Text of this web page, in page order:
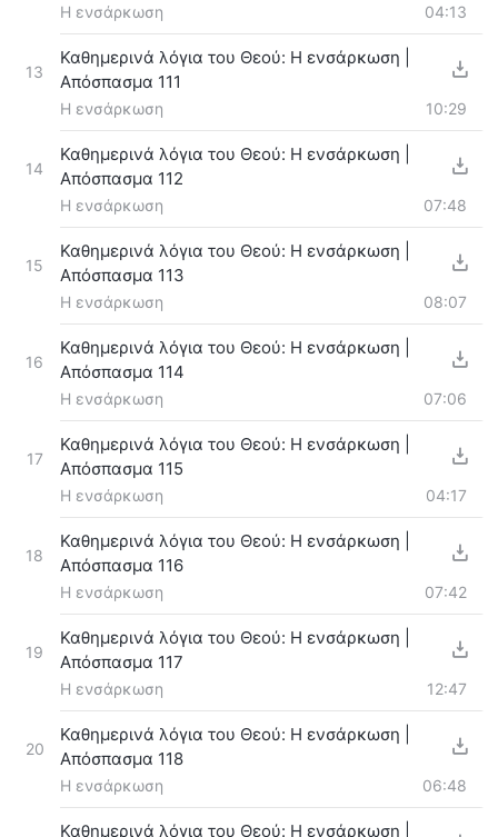
Η ενσάρκωση 04:13
13
Καθημερινά λόγια του Θεού: Η ενσάρκωση |
Απόσπασμα 111
Η ενσάρκωση 10:29
14
Καθημερινά λόγια του Θεού: Η ενσάρκωση |
Απόσπασμα 112
Η ενσάρκωση 07:48
15
Καθημερινά λόγια του Θεού: Η ενσάρκωση |
Απόσπασμα 113
Η ενσάρκωση 08:07
16
Καθημερινά λόγια του Θεού: Η ενσάρκωση |
Απόσπασμα 114
Η ενσάρκωση 07:06
17
Καθημερινά λόγια του Θεού: Η ενσάρκωση |
Απόσπασμα 115
Η ενσάρκωση 04:17
18
Καθημερινά λόγια του Θεού: Η ενσάρκωση |
Απόσπασμα 116
Η ενσάρκωση 07:42
19
Καθημερινά λόγια του Θεού: Η ενσάρκωση |
Απόσπασμα 117
Η ενσάρκωση 12:47
20
Καθημερινά λόγια του Θεού: Η ενσάρκωση |
Απόσπασμα 118
Η ενσάρκωση 06:48
Καθημερινά λόγια του Θεού: Η ενσάρκωση |